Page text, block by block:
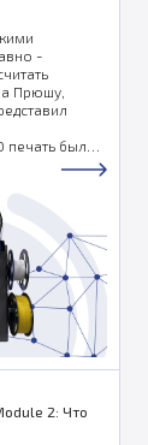
-
Прюшу,
была
в принципе
печатать -
но в
2: Что